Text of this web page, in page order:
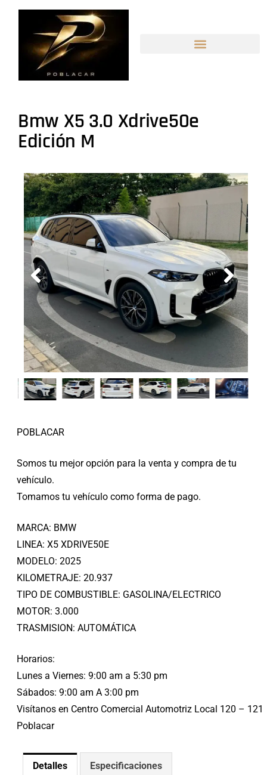
Bmw X5 3.0 Xdrive50e
Edición M
POBLACAR
Somos tu mejor opción para la venta y compra de tu
vehículo.
Tomamos tu vehículo como forma de pago.
MARCA: BMW
LINEA: X5 XDRIVE50E
MODELO: 2025
KILOMETRAJE: 20.937
TIPO DE COMBUSTIBLE: GASOLINA/ELECTRICO
MOTOR: 3.000
TRASMISION: AUTOMÁTICA
Horarios:
Lunes a Viernes: 9:00 am a 5:30 pm
Sábados: 9:00 am A 3:00 pm
Visítanos en Centro Comercial Automotriz Local 120 – 121
Poblacar
Detalles Especificaciones